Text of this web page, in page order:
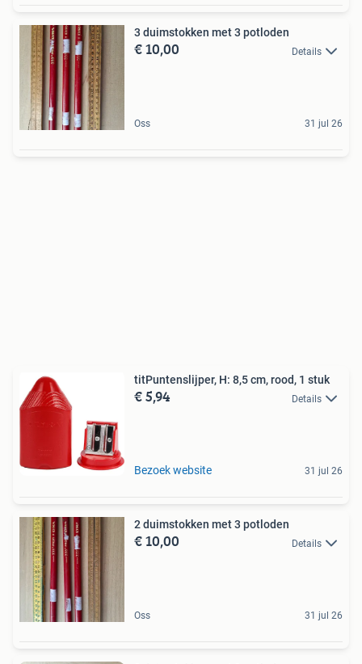
3 duimstokken met 3 potloden
€ 10,00 Details
Oss 31 jul 26
titPuntenslijper, H: 8,5 cm, rood, 1 stuk
€ 5,94 Details
Bezoek website 31 jul 26
2 duimstokken met 3 potloden
€ 10,00 Details
Oss 31 jul 26